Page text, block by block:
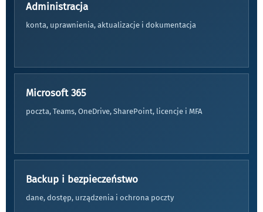
Administracja
konta, uprawnienia, aktualizacje i dokumentacja
Microsoft 365
poczta, Teams, OneDrive, SharePoint, licencje i MFA
Backup i bezpieczeństwo
dane, dostęp, urządzenia i ochrona poczty